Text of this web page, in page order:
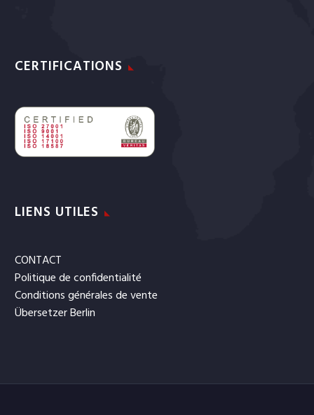
CERTIFICATIONS
LIENS UTILES
CONTACT
Politique de confidentialité
Conditions générales de vente
Übersetzer Berlin